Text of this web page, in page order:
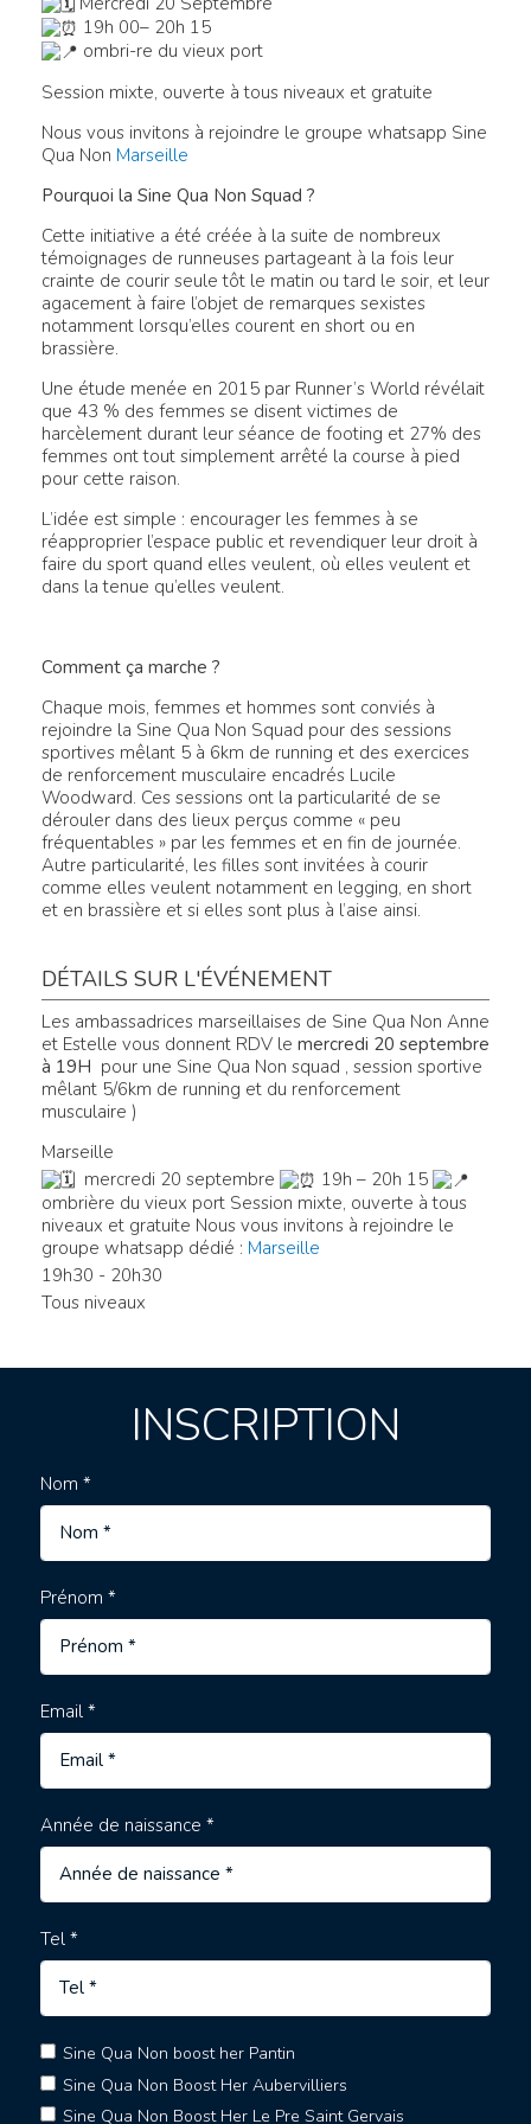
19h 00– 20h 15
ombri-re du vieux port
Session mixte, ouverte à tous niveaux et gratuite
Nous vous invitons à rejoindre le groupe whatsapp Sine
Qua Non Marseille
Pourquoi la Sine Qua Non Squad ?
Cette initiative a été créée à la suite de nombreux
témoignages de runneuses partageant à la fois leur
crainte de courir seule tôt le matin ou tard le soir, et leur
agacement à faire l’objet de remarques sexistes
notamment lorsqu’elles courent en short ou en
brassière.
Une étude menée en 2015 par Runner’s World révélait
que 43 % des femmes se disent victimes de
harcèlement durant leur séance de footing et 27% des
femmes ont tout simplement arrêté la course à pied
pour cette raison.
L’idée est simple : encourager les femmes à se
réapproprier l’espace public et revendiquer leur droit à
faire du sport quand elles veulent, où elles veulent et
dans la tenue qu’elles veulent.
Comment ça marche ?
Chaque mois, femmes et hommes sont conviés à
rejoindre la Sine Qua Non Squad pour des sessions
sportives mêlant 5 à 6km de running et des exercices
de renforcement musculaire encadrés Lucile
Woodward. Ces sessions ont la particularité de se
dérouler dans des lieux perçus comme « peu
fréquentables » par les femmes et en fin de journée.
Autre particularité, les filles sont invitées à courir
comme elles veulent notamment en legging, en short
et en brassière et si elles sont plus à l’aise ainsi.
DÉTAILS SUR L'ÉVÉNEMENT
Les ambassadrices marseillaises de Sine Qua Non Anne
et Estelle vous donnent RDV le mercredi 20 septembre
à 19H pour une Sine Qua Non squad , session sportive
mêlant 5/6km de running et du renforcement
musculaire )
Marseille
mercredi 20 septembre
19h – 20h 15
ombrière du vieux port Session mixte, ouverte à tous
niveaux et gratuite Nous vous invitons à rejoindre le
groupe whatsapp dédié : Marseille
19h30 - 20h30
Tous niveaux
INSCRIPTION
Nom *
Prénom *
Email *
Année de naissance *
Tel *
Sine Qua Non boost her Pantin
Sine Qua Non Boost Her Aubervilliers
Sine Qua Non Boost Her Le Pre Saint Gervais